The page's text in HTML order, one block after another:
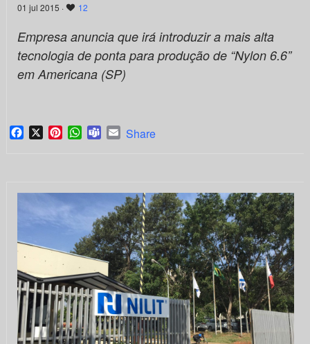
01 jul 2015 · 12
Empresa anuncia que irá introduzir a mais alta
tecnologia de ponta para produção de “Nylon 6.6”
em Americana (SP)
Facebook
X PinterestWhatsApp
TeamsEmail
Share